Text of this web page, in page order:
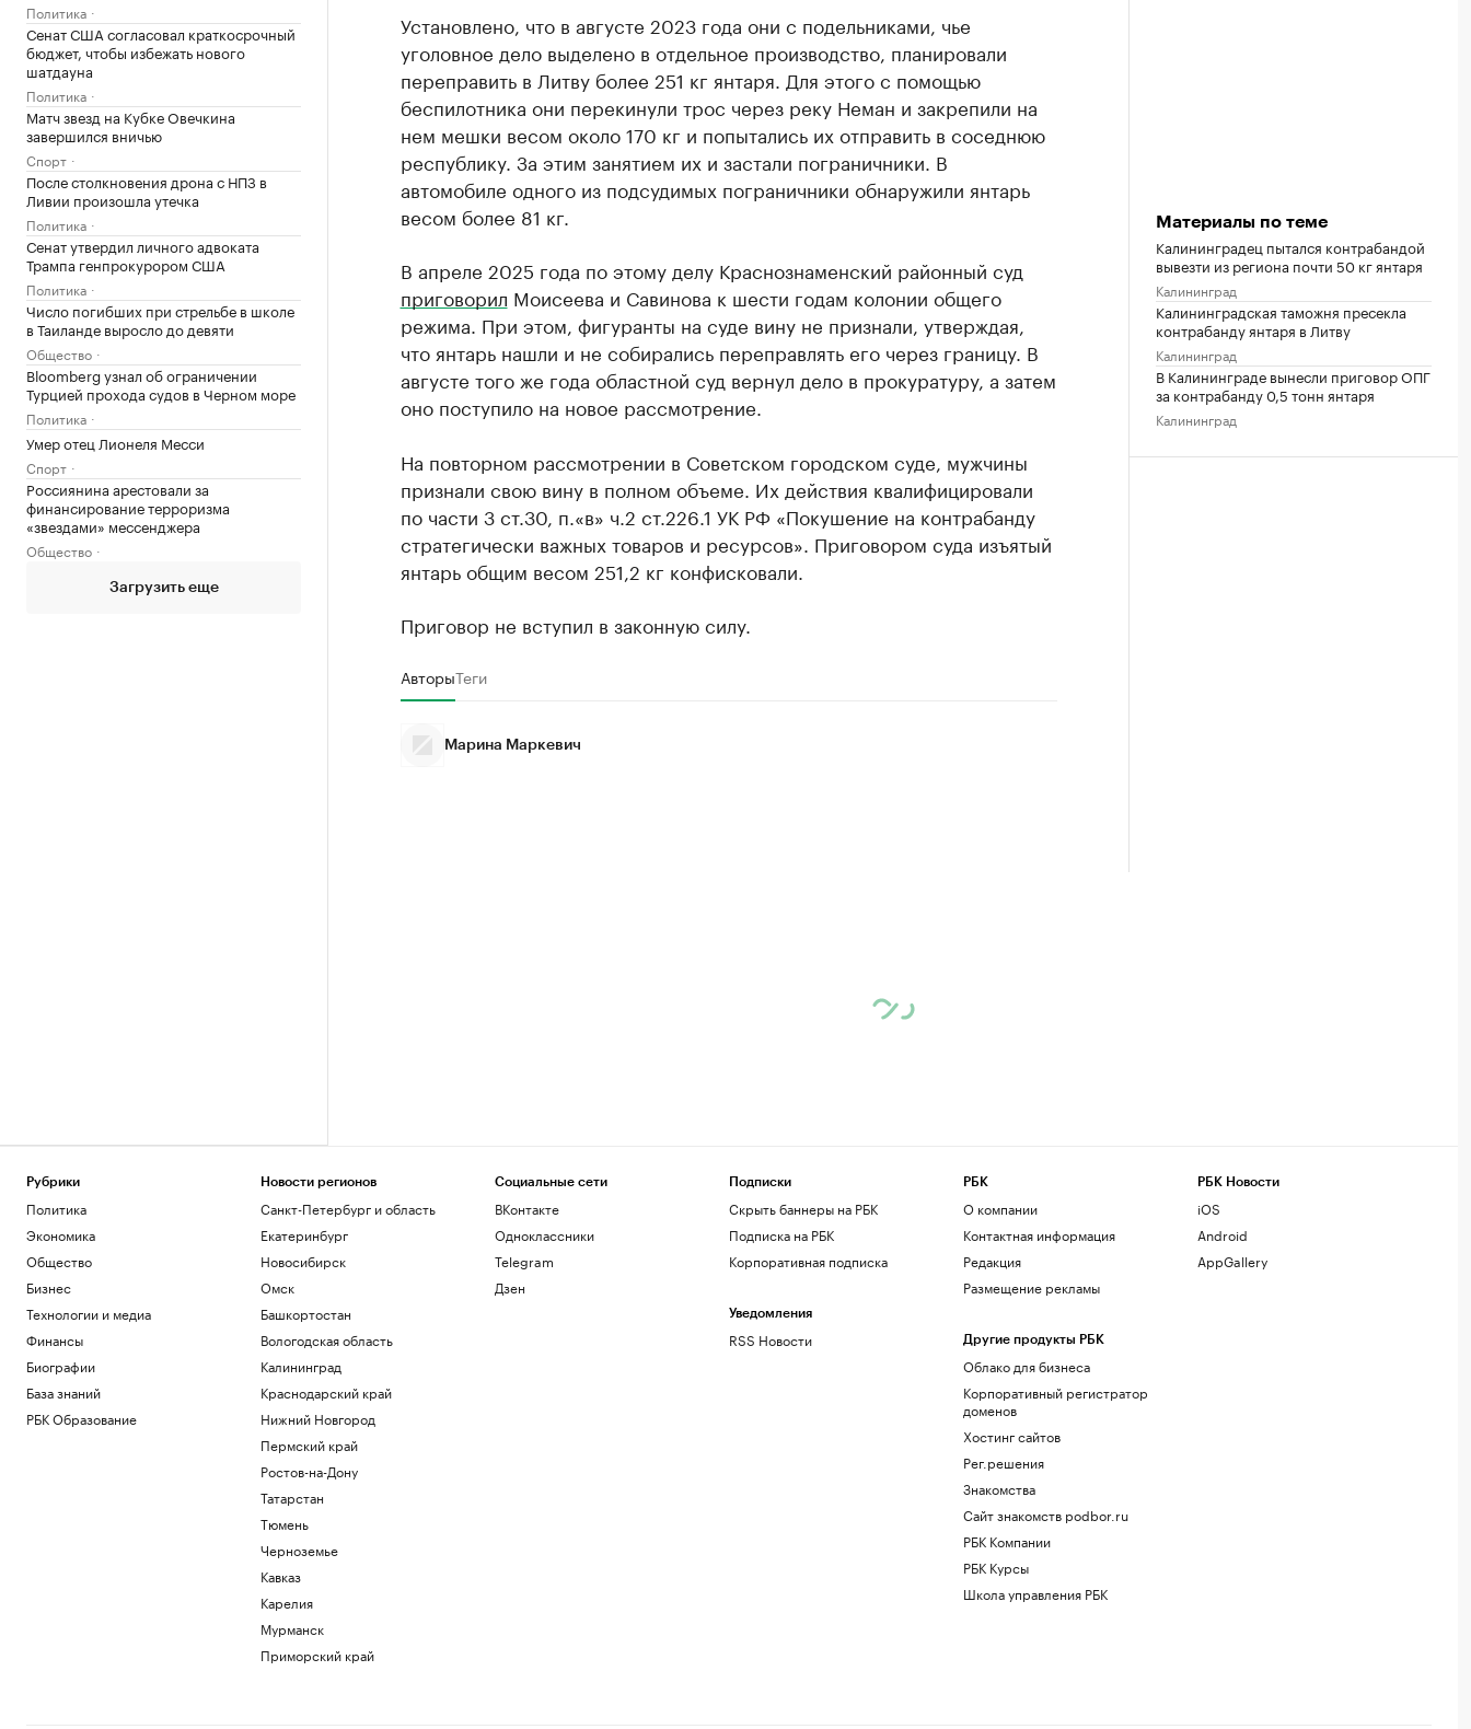
Политика
Сенат США согласовал краткосрочный
бюджет, чтобы избежать нового
шатдауна
Политика
Матч звезд на Кубке Овечкина
завершился вничью
Спорт
После столкновения дрона с НПЗ в
Ливии произошла утечка
Политика
Сенат утвердил личного адвоката
Трампа генпрокурором США
Политика
Число погибших при стрельбе в школе
в Таиланде выросло до девяти
Общество
Bloomberg узнал об ограничении
Турцией прохода судов в Черном море
Политика
Умер отец Лионеля Месси
Спорт
Россиянина арестовали за
финансирование терроризма
«звездами» мессенджера
Общество
Загрузить еще
Установлено, что в августе 2023 года они с подельниками, чье
уголовное дело выделено в отдельное производство, планировали
переправить в Литву более 251 кг янтаря. Для этого с помощью
беспилотника они перекинули трос через реку Неман и закрепили на
нем мешки весом около 170 кг и попытались их отправить в соседнюю
республику. За этим занятием их и застали пограничники. В
автомобиле одного из подсудимых пограничники обнаружили янтарь
весом более 81 кг.
В апреле 2025 года по этому делу Краснознаменский районный суд
приговорил Моисеева и Савинова к шести годам колонии общего
режима. При этом, фигуранты на суде вину не признали, утверждая,
что янтарь нашли и не собирались переправлять его через границу. В
августе того же года областной суд вернул дело в прокуратуру, а затем
оно поступило на новое рассмотрение.
На повторном рассмотрении в Советском городском суде, мужчины
признали свою вину в полном объеме. Их действия квалифицировали
по части 3 ст.30, п.«в» ч.2 ст.226.1 УК РФ «Покушение на контрабанду
стратегически важных товаров и ресурсов». Приговором суда изъятый
янтарь общим весом 251,2 кг конфисковали.
Приговор не вступил в законную силу.
АвторыТеги
Марина Маркевич
Материалы по теме
Калининградец пытался контрабандой
вывезти из региона почти 50 кг янтаря
Калининград
Калининградская таможня пресекла
контрабанду янтаря в Литву
Калининград
В Калининграде вынесли приговор ОПГ
за контрабанду 0,5 тонн янтаря
Калининград
Рубрики
Политика
Экономика
Общество
Бизнес
Технологии и медиа
Финансы
Биографии
База знаний
РБК Образование
Новости регионов
Санкт-Петербург и область
Екатеринбург
Новосибирск
Омск
Башкортостан
Вологодская область
Калининград
Краснодарский край
Нижний Новгород
Пермский край
Ростов-на-Дону
Татарстан
Тюмень
Черноземье
Кавказ
Карелия
Мурманск
Приморский край
Социальные сети
ВКонтакте
Одноклассники
Telegram
Дзен
Подписки
Скрыть баннеры на РБК
Подписка на РБК
Корпоративная подписка
Уведомления
RSS Новости
РБК
О компании
Контактная информация
Редакция
Размещение рекламы
Другие продукты РБК
Облако для бизнеса
Корпоративный регистратор
доменов
Хостинг сайтов
Рег.решения
Знакомства
Сайт знакомств podbor.ru
РБК Компании
РБК Курсы
Школа управления РБК
РБК Новости
iOS
Android
AppGallery